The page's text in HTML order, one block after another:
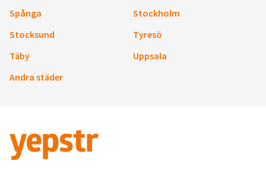
Spånga
Stockholm
Stocksund
Tyresö
Täby
Uppsala
Andra städer